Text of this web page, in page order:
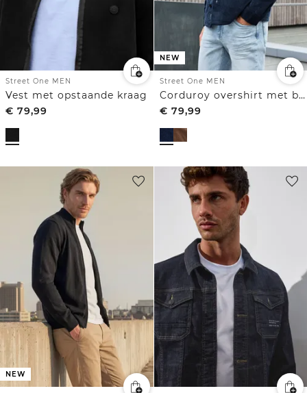
Street One MEN
Vest met opstaande kraag
€ 79,99
NEW
Street One MEN
Corduroy overshirt met borstzakken
€ 79,99
NEW